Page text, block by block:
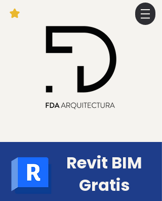
Revit BIM
Gratis